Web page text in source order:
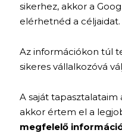
sikerhez, akkor a
elérhetnéd a céljaidat.
Az információkon túl
sikeres vállalkozóvá
A saját
akkor értem el a
megfelelő